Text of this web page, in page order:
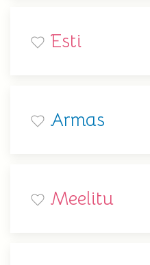
Esti
Armas
Meelitu